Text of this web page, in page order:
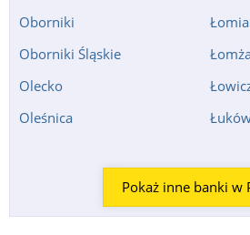
Oborniki
Oborniki Śląskie
Olecko
Oleśnica
Pokaż inne banki w